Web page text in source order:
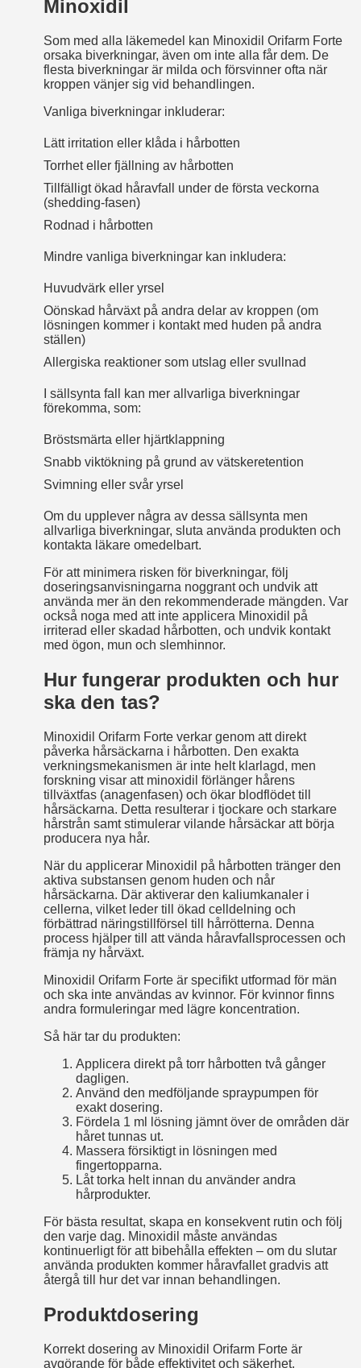
Minoxidil
Som med alla läkemedel kan Minoxidil Orifarm Forte
orsaka biverkningar, även om inte alla får dem. De
flesta biverkningar är milda och försvinner ofta när
kroppen vänjer sig vid behandlingen.
Vanliga biverkningar inkluderar:
Lätt irritation eller klåda i hårbotten
Torrhet eller fjällning av hårbotten
Tillfälligt ökad håravfall under de första veckorna
(shedding-fasen)
Rodnad i hårbotten
Mindre vanliga biverkningar kan inkludera:
Huvudvärk eller yrsel
Oönskad hårväxt på andra delar av kroppen (om
lösningen kommer i kontakt med huden på andra
ställen)
Allergiska reaktioner som utslag eller svullnad
I sällsynta fall kan mer allvarliga biverkningar
förekomma, som:
Bröstsmärta eller hjärtklappning
Snabb viktökning på grund av vätskeretention
Svimning eller svår yrsel
Om du upplever några av dessa sällsynta men
allvarliga biverkningar, sluta använda produkten och
kontakta läkare omedelbart.
För att minimera risken för biverkningar, följ
doseringsanvisningarna noggrant och undvik att
använda mer än den rekommenderade mängden. Var
också noga med att inte applicera Minoxidil på
irriterad eller skadad hårbotten, och undvik kontakt
med ögon, mun och slemhinnor.
Hur fungerar produkten och hur
ska den tas?
Minoxidil Orifarm Forte verkar genom att direkt
påverka hårsäckarna i hårbotten. Den exakta
verkningsmekanismen är inte helt klarlagd, men
forskning visar att minoxidil förlänger hårens
tillväxtfas (anagenfasen) och ökar blodflödet till
hårsäckarna. Detta resulterar i tjockare och starkare
hårstrån samt stimulerar vilande hårsäckar att börja
producera nya hår.
När du applicerar Minoxidil på hårbotten tränger den
aktiva substansen genom huden och når
hårsäckarna. Där aktiverar den kaliumkanaler i
cellerna, vilket leder till ökad celldelning och
förbättrad näringstillförsel till hårrötterna. Denna
process hjälper till att vända håravfallsprocessen och
främja ny hårväxt.
Minoxidil Orifarm Forte är specifikt utformad för män
och ska inte användas av kvinnor. För kvinnor finns
andra formuleringar med lägre koncentration.
Så här tar du produkten:
Applicera direkt på torr hårbotten två gånger
dagligen.
Använd den medföljande spraypumpen för
exakt dosering.
Fördela 1 ml lösning jämnt över de områden där
håret tunnas ut.
Massera försiktigt in lösningen med
fingertopparna.
Låt torka helt innan du använder andra
hårprodukter.
För bästa resultat, skapa en konsekvent rutin och följ
den varje dag. Minoxidil måste användas
kontinuerligt för att bibehålla effekten – om du slutar
använda produkten kommer håravfallet gradvis att
återgå till hur det var innan behandlingen.
Produktdosering
Korrekt dosering av Minoxidil Orifarm Forte är
avgörande för både effektivitet och säkerhet.